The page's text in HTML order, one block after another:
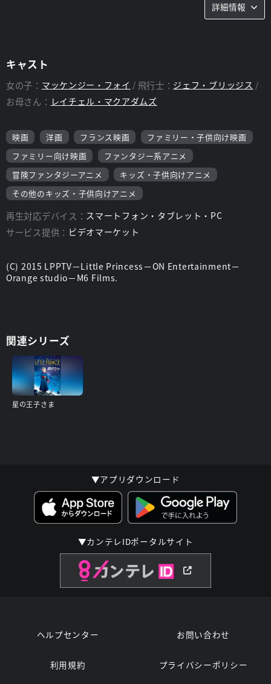
詳細情報
キャスト
女の子： マッケンジー・フォイ 飛行士： ジェフ・ブリッジス
お母さん： レイチェル・マクアダムズ
映画 洋画 フランス映画
ファミリー・子供向け映画
ファミリー向け映画
ファンタジー系アニメ
冒険ファンタジーアニメ
キッズ・子供向けアニメ
その他のキッズ・子供向けアニメ
再生対応デバイス： スマートフォン・タブレット・PC
サービス提供： ビデオマーケット
(C) 2015 LPPTV－Little Princess－ON Entertainment－
Orange studio－M6 Films.
関連シリーズ
星の王子さま
▼アプリダウンロード
▼カンテレIDポータルサイト
ヘルプセンター お問い合わせ
利用規約 プライバシーポリシー